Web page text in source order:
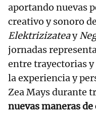
aportando nuevas
creativo y sonoro
Elektrizizateay
jornadas
entre trayectorias
la experiencia y
Zea Mays durante
nuevas maneras